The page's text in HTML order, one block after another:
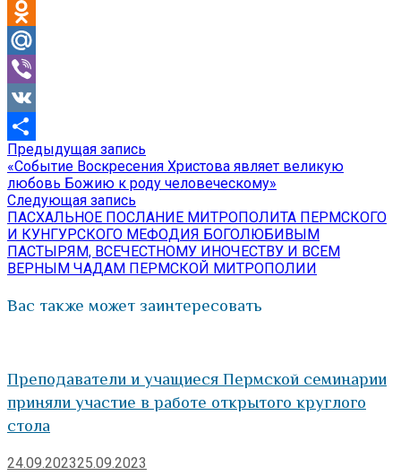
Telegram
Odnoklassniki
Mail.Ru
Viber
VK
Отправить
Навигация
по
записям
Предыдущая запись
запись:
«Событие Воскресения Христова являет великую
любовь Божию к роду человеческому»
Следующая запись
запись:
ПАСХАЛЬНОЕ ПОСЛАНИЕ МИТРОПОЛИТА ПЕРМСКОГО
И КУНГУРСКОГО МЕФОДИЯ БОГОЛЮБИВЫМ
ПАСТЫРЯМ, ВСЕЧЕСТНОМУ ИНОЧЕСТВУ И ВСЕМ
ВЕРНЫМ ЧАДАМ ПЕРМСКОЙ МИТРОПОЛИИ
Вас также может заинтересовать
Преподаватели и учащиеся Пермской семинарии
приняли участие в работе открытого круглого
стола
24.09.202325.09.2023